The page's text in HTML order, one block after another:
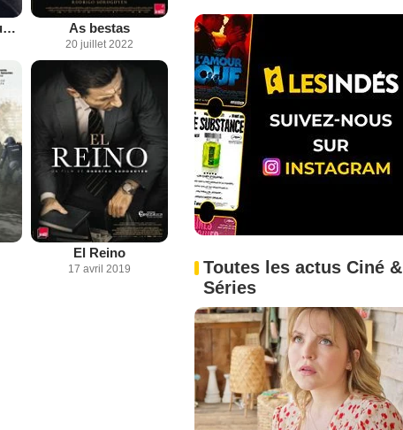
Dans cette vie ou une autre As bestas
20 juillet 2022
El Reino
17 avril 2019
Toutes les actus Ciné &
Séries